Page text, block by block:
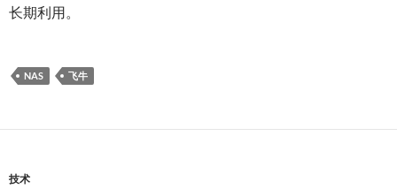
长期利用。
NAS 飞牛
技术